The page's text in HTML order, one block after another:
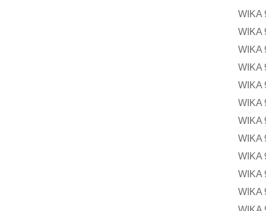
WIKA
WIKA
WIKA
WIKA
WIKA
WIKA
WIKA
WIKA
WIKA
WIKA
WIKA